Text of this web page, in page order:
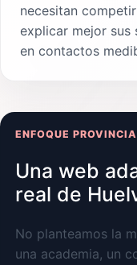
necesitan
explicar mejor
en contactos
ENFOQUE
Una web
real de
No planteamos la
una academia, un